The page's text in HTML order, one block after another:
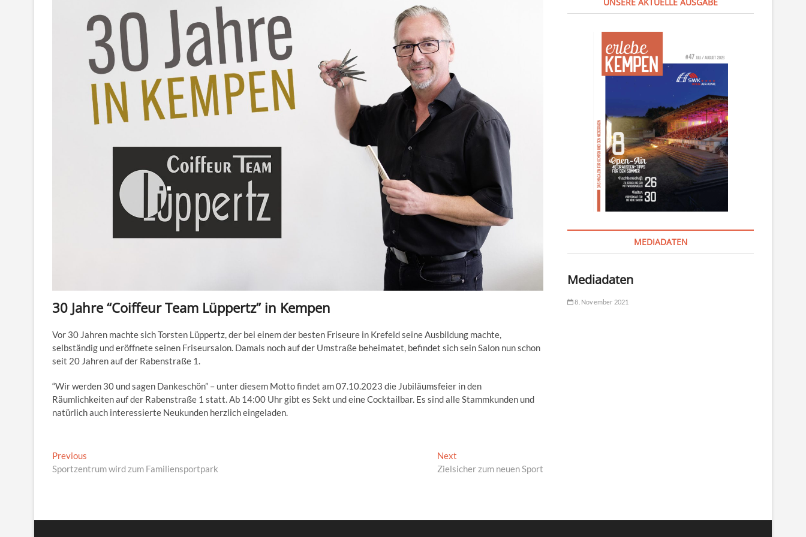
30 Jahre “Coiffeur Team Lüppertz” in Kempen
Vor 30 Jahren machte sich Torsten Lüppertz, der bei einem der besten Friseure in Krefeld seine Ausbildung machte,
selbständig und eröffnete seinen Friseursalon. Damals noch auf der Umstraße beheimatet, befindet sich sein Salon nun schon
seit 20 Jahren auf der Rabenstraße 1.
“Wir werden 30 und sagen Dankeschön” – unter diesem Motto findet am 07.10.2023 die Jubiläumsfeier in den
Räumlichkeiten auf der Rabenstraße 1 statt. Ab 14:00 Uhr gibt es Sekt und eine Cocktailbar. Es sind alle Stammkunden und
natürlich auch interessierte Neukunden herzlich eingeladen.
Beitragsnavigation
Previous
post:
Sportzentrum wird zum Familiensportpark
Next
post:
Zielsicher zum neuen Sport
MEDIADATEN
Mediadaten
8. November 2021